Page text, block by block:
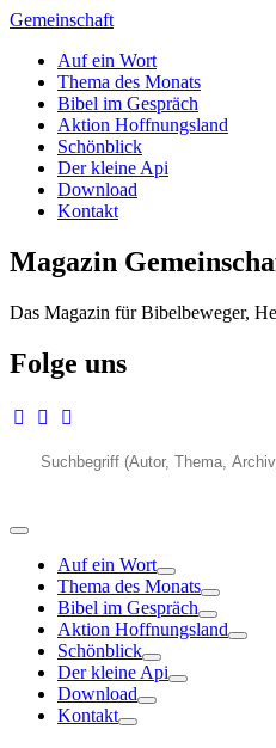
Zum
springen
Gemeinschaft
Auf ein Wort
Thema des Monats
Bibel im Gespräch
Aktion Hoffnungsland
Schönblick
Der kleine Api
Download
Kontakt
Magazin
Das Magazin für Bibelbeweger,
Folge uns
Auf ein Wort
Thema des Monats
Bibel im Gespräch
Aktion Hoffnungsland
Schönblick
Der kleine Api
Download
Kontakt